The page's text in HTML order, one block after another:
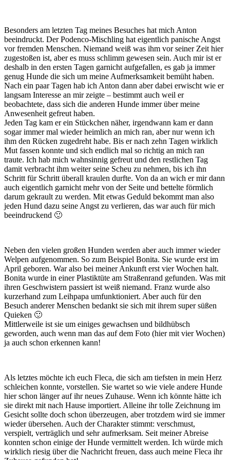
Besonders am letzten Tag meines Besuches hat mich Anton
beeindruckt. Der Podenco-Mischling hat eigentlich panische Angst
vor fremden Menschen. Niemand weiß was ihm vor seiner Zeit hier
zugestoßen ist, aber es muss schlimm gewesen sein. Auch mir ist er
deshalb in den ersten Tagen garnicht aufgefallen, es gab ja immer
genug Hunde die sich um meine Aufmerksamkeit bemüht haben.
Nach ein paar Tagen hab ich Anton dann aber dabei erwischt wie er
langsam Interesse an mir zeigte – bestimmt auch weil er
beobachtete, dass sich die anderen Hunde immer über meine
Anwesenheit gefreut haben.
Jeden Tag kam er ein Stückchen näher, irgendwann kam er dann
sogar immer mal wieder heimlich an mich ran, aber nur wenn ich
ihm den Rücken zugedreht habe. Bis er nach zehn Tagen wirklich
Mut fassen konnte und sich endlich mal so richtig an mich ran
traute. Ich hab mich wahnsinnig gefreut und den restlichen Tag
damit verbracht ihm weiter seine Scheu zu nehmen, bis ich ihn
Schritt für Schritt überall kraulen durfte. Von da an wich er mir dann
auch eigentlich garnicht mehr von der Seite und bettelte förmlich
darum gekrault zu werden. Mit etwas Geduld bekommt man also
jeden Hund dazu seine Angst zu verlieren, das war auch für mich
beeindruckend 🙂
Neben den vielen großen Hunden werden aber auch immer wieder
Welpen aufgenommen. So zum Beispiel Bonita. Sie wurde erst im
April geboren. War also bei meiner Ankunft erst vier Wochen halt.
Bonita wurde in einer Plastiktüte am Straßenrand gefunden. Was mit
ihren Geschwistern passiert ist weiß niemand. Franz wurde also
kurzerhand zum Leihpapa umfunktioniert. Aber auch für den
Besuch anderer Menschen bedankt sie sich mit ihrem super süßen
Quieken 🙂
Mittlerweile ist sie um einiges gewachsen und bildhübsch
geworden, auch wenn man das auf dem Foto (hier mit vier Wochen)
ja auch schon erkennen kann!
Als letztes möchte ich euch Fleca, die sich am tiefsten in mein Herz
schleichen konnte, vorstellen. Sie wartet so wie viele andere Hunde
hier schon länger auf ihr neues Zuhause. Wenn ich könnte hätte ich
sie direkt mit nach Hause importiert. Alleine ihr tolle Zeichnung im
Gesicht sollte doch schon überzeugen, aber trotzdem wird sie immer
wieder übersehen. Auch der Charakter stimmt: verschmust,
verspielt, verträglich und sehr aufmerksam. Seit meiner Abreise
konnten schon einige der Hunde vermittelt werden. Ich würde mich
wirklich riesig über die Nachricht freuen, dass auch meine Fleca ihr